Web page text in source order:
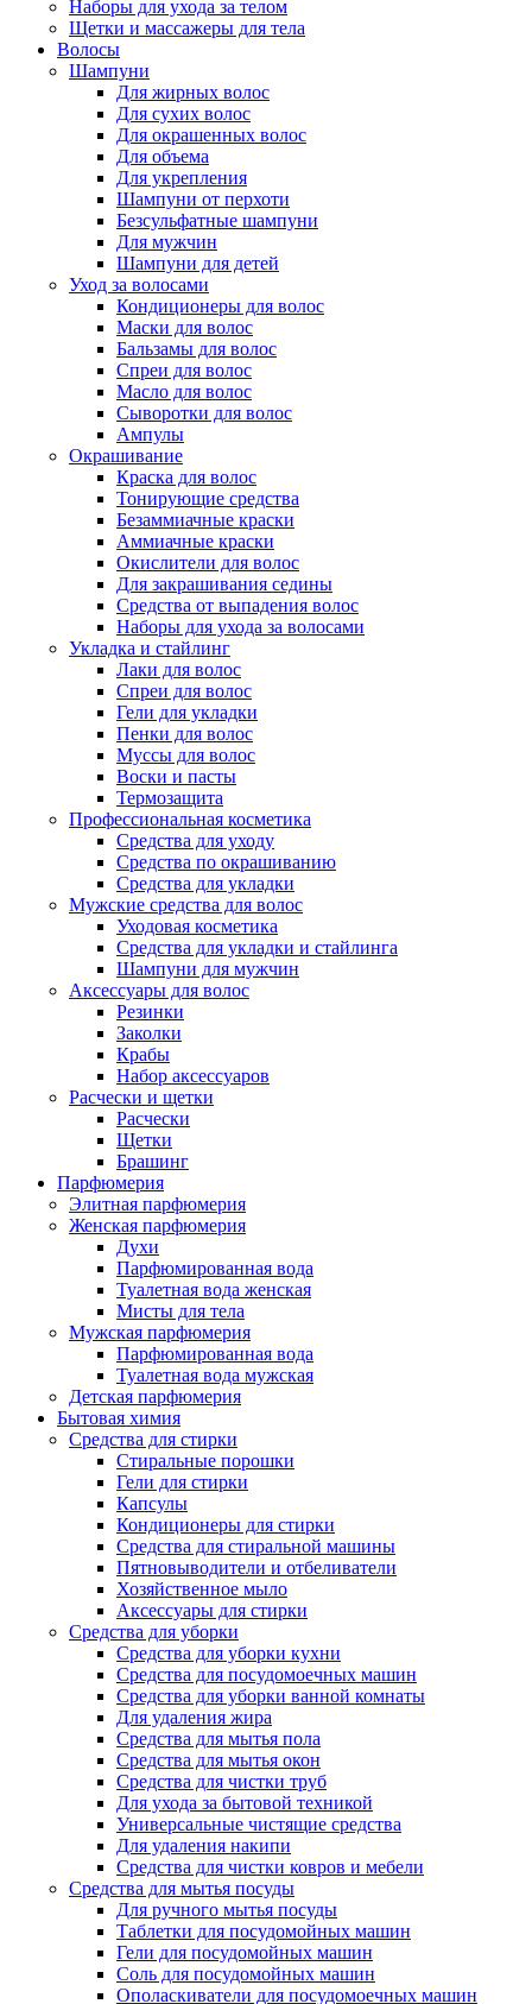
Наборы для ухода за телом
Щетки и массажеры для тела
Волосы
Шампуни
Для жирных волос
Для сухих волос
Для окрашенных волос
Для объема
Для укрепления
Шампуни от перхоти
Безсульфатные шампуни
Для мужчин
Шампуни для детей
Уход за волосами
Кондиционеры для волос
Маски для волос
Бальзамы для волос
Спреи для волос
Масло для волос
Сыворотки для волос
Ампулы
Окрашивание
Краска для волос
Тонирующие средства
Безаммиачные краски
Аммиачные краски
Окислители для волос
Для закрашивания седины
Средства от выпадения волос
Наборы для ухода за волосами
Укладка и стайлинг
Лаки для волос
Спреи для волос
Гели для укладки
Пенки для волос
Муссы для волос
Воски и пасты
Термозащита
Профессиональная косметика
Средства для уходу
Средства по окрашиванию
Средства для укладки
Мужские средства для волос
Уходовая косметика
Средства для укладки и стайлинга
Шампуни для мужчин
Аксессуары для волос
Резинки
Заколки
Крабы
Набор аксессуаров
Расчески и щетки
Расчески
Щетки
Брашинг
Парфюмерия
Элитная парфюмерия
Женская парфюмерия
Духи
Парфюмированная вода
Туалетная вода женская
Мисты для тела
Мужская парфюмерия
Парфюмированная вода
Туалетная вода мужская
Детская парфюмерия
Бытовая химия
Средства для стирки
Стиральные порошки
Гели для стирки
Капсулы
Кондиционеры для стирки
Средства для стиральной машины
Пятновыводители и отбеливатели
Хозяйственное мыло
Аксессуары для стирки
Средства для уборки
Средства для уборки кухни
Средства для посудомоечных машин
Средства для уборки ванной комнаты
Для удаления жира
Средства для мытья пола
Средства для мытья окон
Средства для чистки труб
Для ухода за бытовой техникой
Универсальные чистящие средства
Для удаления накипи
Средства для чистки ковров и мебели
Средства для мытья посуды
Для ручного мытья посуды
Таблетки для посудомойных машин
Гели для посудомойных машин
Соль для посудомойных машин
Ополаскиватели для посудомоечных машин